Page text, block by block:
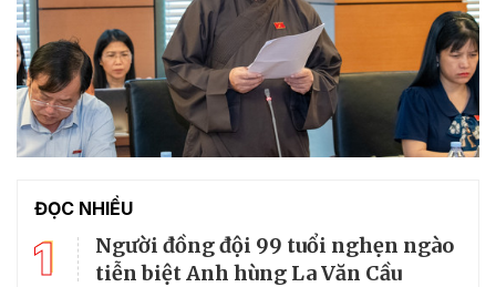
ĐỌC NHIỀU
1
Người đồng đội 99 tuổi nghẹn ngào
tiễn biệt Anh hùng La Văn Cầu